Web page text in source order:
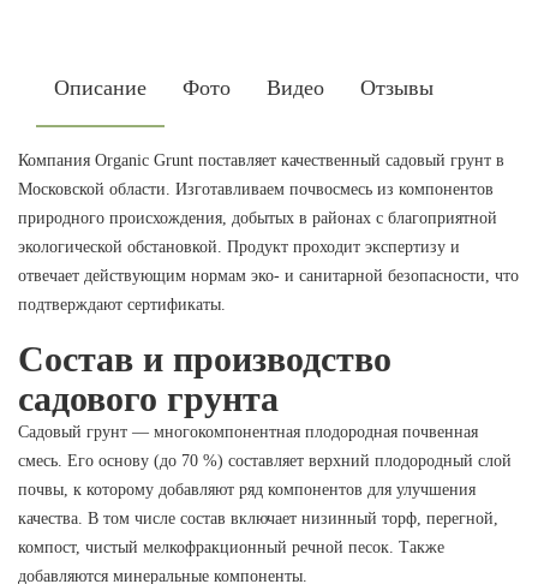
Описание Фото Видео Отзывы
Компания Organic Grunt поставляет качественный садовый грунт в
Московской области. Изготавливаем почвосмесь из компонентов
природного происхождения, добытых в районах с благоприятной
экологической обстановкой. Продукт проходит экспертизу и
отвечает действующим нормам эко- и санитарной безопасности, что
подтверждают сертификаты.
Состав и производство
садового грунта
Садовый грунт — многокомпонентная плодородная почвенная
смесь. Его основу (до 70 %) составляет верхний плодородный слой
почвы, к которому добавляют ряд компонентов для улучшения
качества. В том числе состав включает низинный торф, перегной,
компост, чистый мелкофракционный речной песок. Также
добавляются минеральные компоненты.